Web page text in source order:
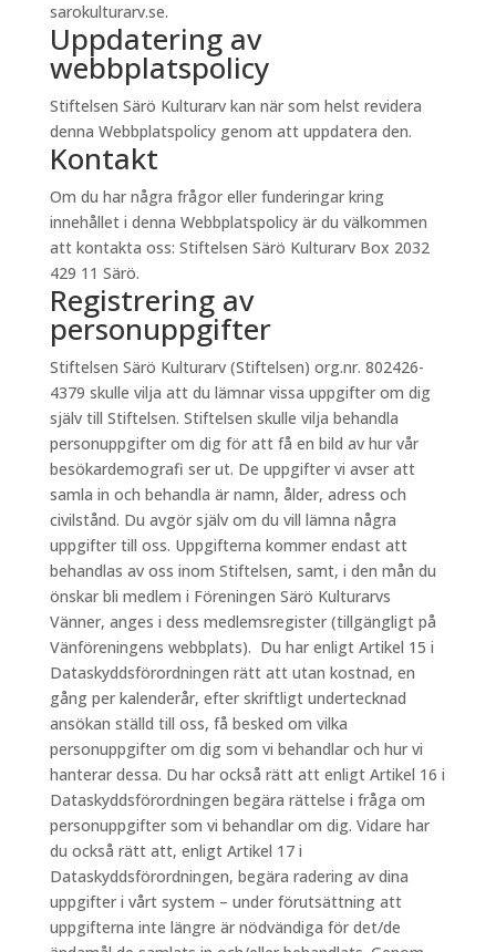
sarokulturarv.se.
Uppdatering av
webbplatspolicy
Stiftelsen Särö Kulturarv kan när som helst revidera
denna Webbplatspolicy genom att uppdatera den.
Kontakt
Om du har några frågor eller funderingar kring
innehållet i denna Webbplatspolicy är du välkommen
att kontakta oss: Stiftelsen Särö Kulturarv Box 2032
429 11 Särö.
Registrering av
personuppgifter
Stiftelsen Särö Kulturarv (Stiftelsen) org.nr. 802426-
4379 skulle vilja att du lämnar vissa uppgifter om dig
själv till Stiftelsen. Stiftelsen skulle vilja behandla
personuppgifter om dig för att få en bild av hur vår
besökardemografi ser ut. De uppgifter vi avser att
samla in och behandla är namn, ålder, adress och
civilstånd. Du avgör själv om du vill lämna några
uppgifter till oss. Uppgifterna kommer endast att
behandlas av oss inom Stiftelsen, samt, i den mån du
önskar bli medlem i Föreningen Särö Kulturarvs
Vänner, anges i dess medlemsregister (tillgängligt på
Vänföreningens webbplats). Du har enligt Artikel 15 i
Dataskyddsförordningen rätt att utan kostnad, en
gång per kalenderår, efter skriftligt undertecknad
ansökan ställd till oss, få besked om vilka
personuppgifter om dig som vi behandlar och hur vi
hanterar dessa. Du har också rätt att enligt Artikel 16 i
Dataskyddsförordningen begära rättelse i fråga om
personuppgifter som vi behandlar om dig. Vidare har
du också rätt att, enligt Artikel 17 i
Dataskyddsförordningen, begära radering av dina
uppgifter i vårt system – under förutsättning att
uppgifterna inte längre är nödvändiga för det/de